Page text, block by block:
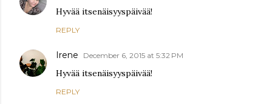
Hyvää itsenäisyyspäivää!
REPLY
Irene December 6, 2015 at 5:32 PM
Hyvää itsenäisyyspäivää!
REPLY